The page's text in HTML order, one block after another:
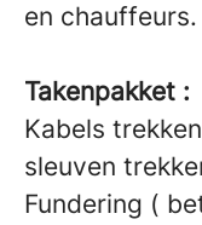
en chauffeurs.
Takenpakket :
Kabels
sleuven
Fundering (